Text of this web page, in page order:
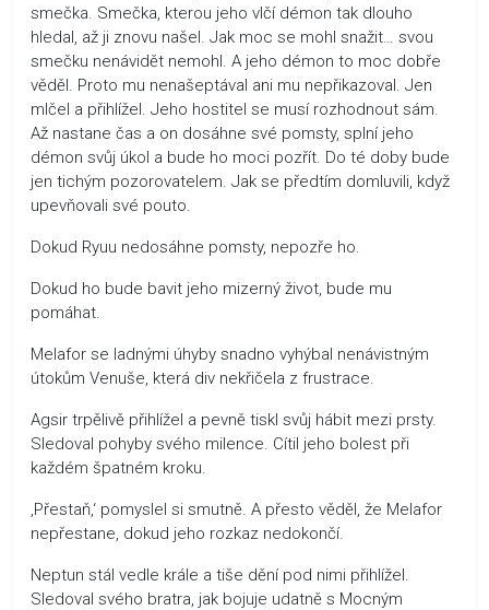
smečka. Smečka, kterou jeho vlčí démon tak dlouho
hledal, až ji znovu našel. Jak moc se mohl snažit… svou
smečku nenávidět nemohl. A jeho démon to moc dobře
věděl. Proto mu nenašeptával ani mu nepřikazoval. Jen
mlčel a přihlížel. Jeho hostitel se musí rozhodnout sám.
Až nastane čas a on dosáhne své pomsty, splní jeho
démon svůj úkol a bude ho moci pozřít. Do té doby bude
jen tichým pozorovatelem. Jak se předtím domluvili, když
upevňovali své pouto.
Dokud Ryuu nedosáhne pomsty, nepozře ho.
Dokud ho bude bavit jeho mizerný život, bude mu
pomáhat.
Melafor se ladnými úhyby snadno vyhýbal nenávistným
útokům Venuše, která div nekřičela z frustrace.
Agsir trpělivě přihlížel a pevně tiskl svůj hábit mezi prsty.
Sledoval pohyby svého milence. Cítil jeho bolest při
každém špatném kroku.
‚Přestaň,‘ pomyslel si smutně. A přesto věděl, že Melafor
nepřestane, dokud jeho rozkaz nedokončí.
Neptun stál vedle krále a tiše dění pod nimi přihlížel.
Sledoval svého bratra, jak bojuje udatně s Mocným